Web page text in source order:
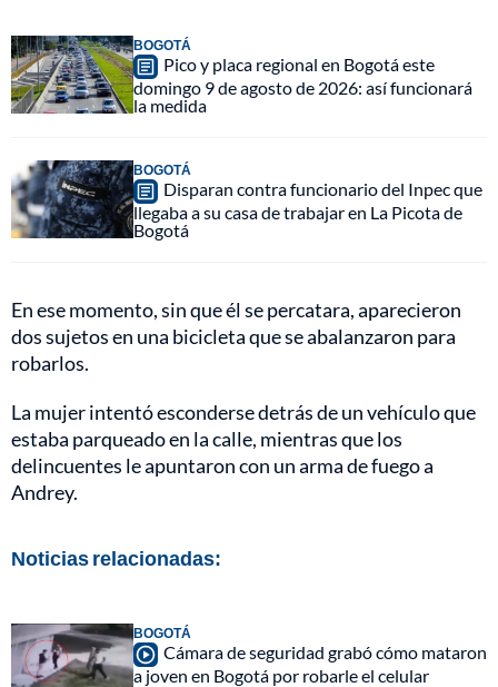
BOGOTÁ
Pico y placa regional en Bogotá este
domingo 9 de agosto de 2026: así funcionará
la medida
BOGOTÁ
Disparan contra funcionario del Inpec que
llegaba a su casa de trabajar en La Picota de
Bogotá
En ese momento, sin que él se percatara, aparecieron
dos sujetos en una bicicleta que se abalanzaron para
robarlos.
La mujer intentó esconderse detrás de un vehículo que
estaba parqueado en la calle, mientras que los
delincuentes le apuntaron con un arma de fuego a
Andrey.
Noticias relacionadas:
BOGOTÁ
Cámara de seguridad grabó cómo mataron
a joven en Bogotá por robarle el celular